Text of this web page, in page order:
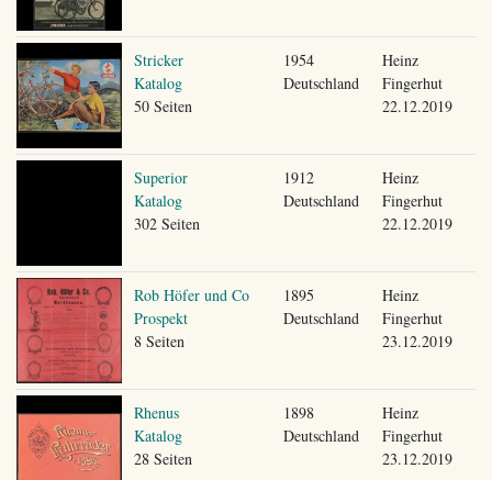
Stricker
Katalog
50 Seiten
1954
Deutschland
Heinz
Fingerhut
22.12.2019
Superior
Katalog
302 Seiten
1912
Deutschland
Heinz
Fingerhut
22.12.2019
Rob Höfer und Co
Prospekt
8 Seiten
1895
Deutschland
Heinz
Fingerhut
23.12.2019
Rhenus
Katalog
28 Seiten
1898
Deutschland
Heinz
Fingerhut
23.12.2019